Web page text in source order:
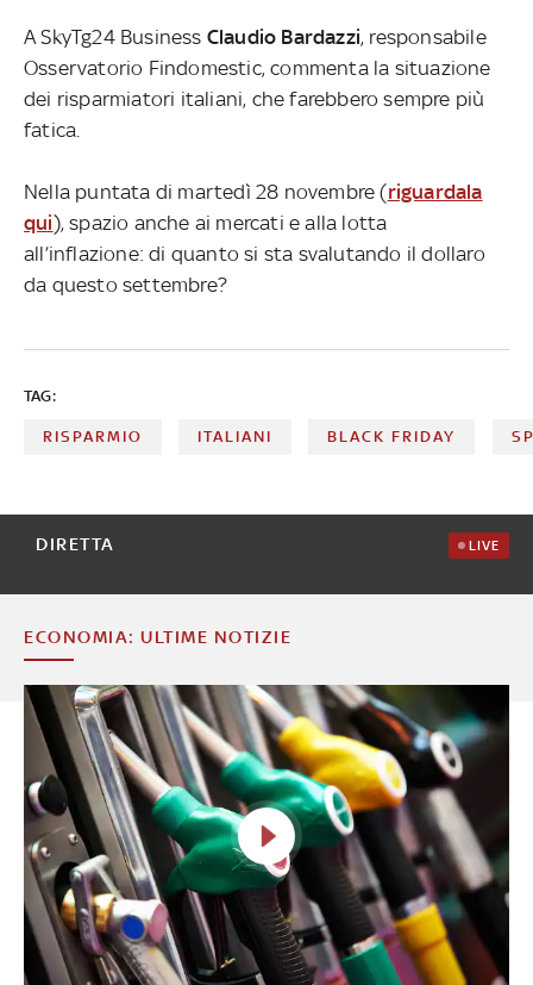
A SkyTg24 Business Claudio Bardazzi, responsabile
Osservatorio Findomestic, commenta la situazione
dei risparmiatori italiani, che farebbero sempre più
fatica.
Nella puntata di martedì 28 novembre (riguardala
qui), spazio anche ai mercati e alla lotta
all’inflazione: di quanto si sta svalutando il dollaro
da questo settembre?
TAG:
RISPARMIO ITALIANI BLACK FRIDAY
DIRETTA LIVE
ECONOMIA: ULTIME NOTIZIE